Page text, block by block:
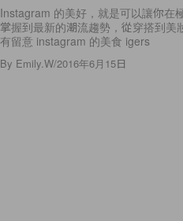
Instagram 的美好，就是可以讓你在
掌握到最新的潮流趨勢，從穿搭到
有留意 instagram 的美食 igers
By Emily.W/2016年6月15日